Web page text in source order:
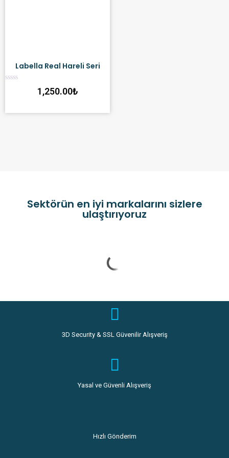
Labella Real Hareli Seri
5
1,250.00₺
Sektörün en iyi markalarını sizlere
ulaştırıyoruz
3D Security & SSL Güvenilir Alışveriş
Yasal ve Güvenli Alışveriş
Hızlı Gönderim